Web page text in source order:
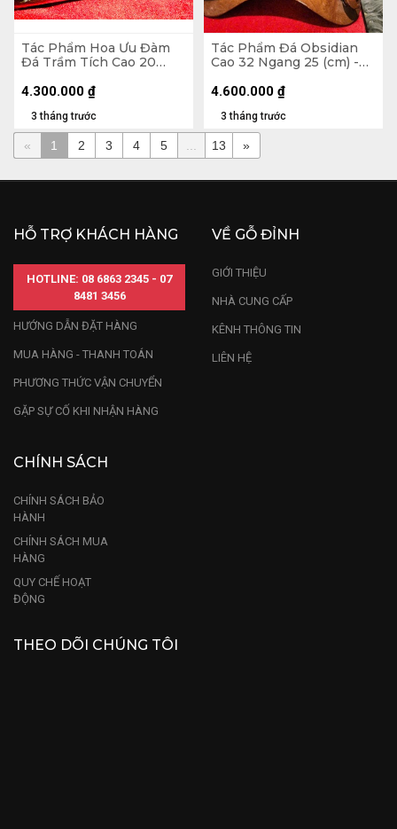
Tác Phẩm Hoa Ưu Đàm
Đá Trầm Tích Cao 20
3 tháng trước
4.300.000 ₫
Tác Phẩm Đá Obsidian
Cao 32 Ngang 25 (cm) -
3 tháng trước
4.600.000 ₫
« 1 2 3 4 5 13 »
HỖ TRỢ KHÁCH HÀNG
HOTLINE: 08 6863 2345 - 07
8481 3456
HƯỚNG DẪN ĐẶT HÀNG
MUA HÀNG - THANH TOÁN
PHƯƠNG THỨC VẬN CHUYỂN
GẶP SỰ CỐ KHI NHẬN HÀNG
VỀ GỖ ĐỈNH
GIỚI THIỆU
NHÀ CUNG CẤP
KÊNH THÔNG TIN
LIÊN HỆ
CHÍNH SÁCH
CHÍNH SÁCH BẢO
HÀNH
CHÍNH SÁCH MUA
HÀNG
QUY CHẾ HOẠT
ĐỘNG
THEO DÕI CHÚNG TÔI